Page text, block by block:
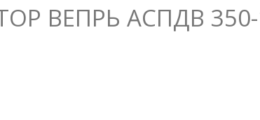
ВЕПРЬ АСПДВ 350-